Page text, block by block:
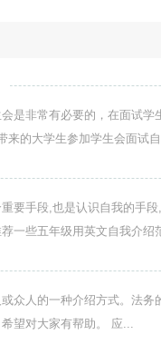
是非常有必要的，在面试
来的大学生参加学生会面试
要手段,也是认识自我的手
一些五年级用英文自我介绍
众人的一种介绍方式。法
望对大家有帮助。 应...